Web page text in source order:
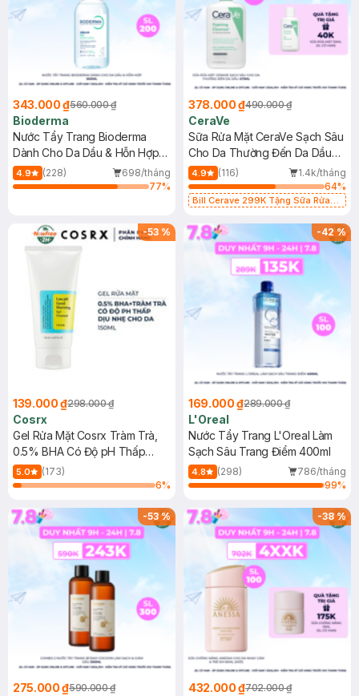
343.000 ₫560.000 ₫
Bioderma
Nước Tẩy Trang Bioderma
Dành Cho Da Dầu & Hỗn Hợp
500ml
4.9 (228)
698/tháng
77%
378.000 ₫490.000 ₫
CeraVe
Sữa Rửa Mặt CeraVe Sạch Sâu
Cho Da Thường Đến Da Dầu
473ml
4.9 (116)
1.4k/tháng
64%
Bill Cerave 299K Tặng Sữa Rửa
-53 %
139.000 ₫298.000 ₫
Cosrx
Gel Rửa Mặt Cosrx Tràm Trà,
0.5% BHA Có Độ pH Thấp
150ml
5.0
(173)
6%
-42%
169.000 ₫289.000 ₫
L'Oreal
Nước Tẩy Trang L'Oreal Làm
Sạch Sâu Trang Điểm 400ml
4.8 (298)
786/tháng
99%
-53%
275.000 ₫590.000 ₫
-38%
432.000 ₫702.000 ₫